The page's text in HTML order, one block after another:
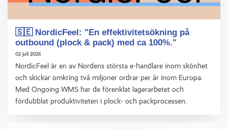
🇸🇪 NordicFeel: "En effektivitetsökning på
outbound (plock & pack) med ca 100%."
02 juli 2026
NordicFeel är en av Nordens största e-handlare inom skönhet
och skickar omkring två miljoner ordrar per år inom Europa.
Med Ongoing WMS har de förenklat lagerarbetet och
fördubblat produktiviteten i plock- och packprocessen.